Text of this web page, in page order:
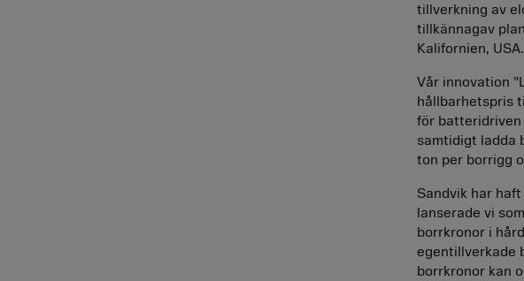
tillverkning av
tillkännagav
Kalifornien, USA.
Vår innovation
hållbarhetspris
för
samtidigt ladda
ton per borrigg
Sandvik har
lanserade vi
borrkronor i
egentillverkade
borrkronor kan